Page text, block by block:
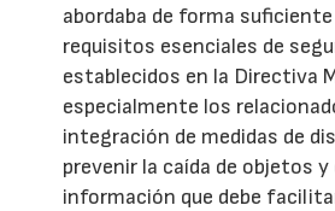
abordaba de forma
requisitos esenciales de
establecidos en la Directiva
especialmente los
integración de medidas de
prevenir la caída de objetos y
información que debe